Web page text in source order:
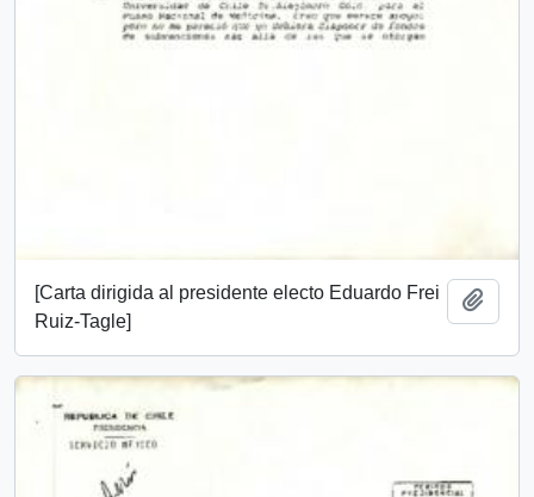
[Carta dirigida al presidente electo Eduardo Frei
Ruiz-Tagle]